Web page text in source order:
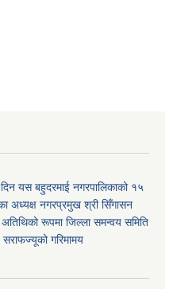
यस बहुदरमाई नगरपालिकाको १५
अध्यक्ष नगरप्रमुख श्री सिँगासन
रूपमा जिल्ला समन्वय समिति
गरिमामय